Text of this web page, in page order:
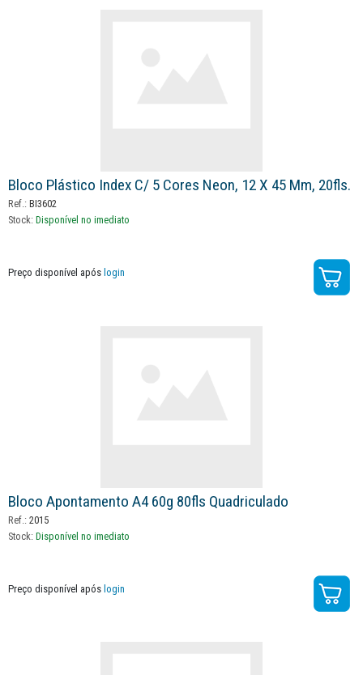
Bloco Plástico Index C/ 5 Cores Neon, 12 X 45 Mm, 20fls.
Ref.: BI3602
Stock: Disponível no imediato
Preço disponível após login
Bloco Apontamento A4 60g 80fls Quadriculado
Ref.: 2015
Stock: Disponível no imediato
Preço disponível após login